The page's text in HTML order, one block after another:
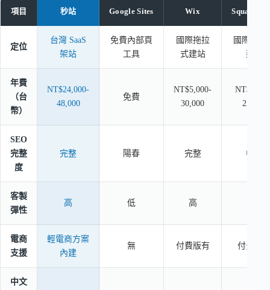
項目 秒站 Google Sites Wix
定位
台灣 SaaS
架站
免費內部頁
工具
國際拖拉
式建站
國際設計
建站
年費
（台
幣）
NT$24,000-
48,000
免費
NT$5,000-
30,000
25,000
SEO
完整
度
完整 陽春 完整 中等
客製
彈性
高 低 高
電商
支援
輕電商方案
內建
無 付費版有 付費版
中文